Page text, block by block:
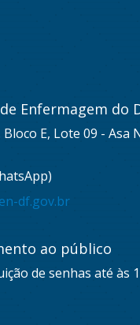
Enfermagem do
E, Lote 09 - Asa
df.gov.br
ao público
de senhas até às